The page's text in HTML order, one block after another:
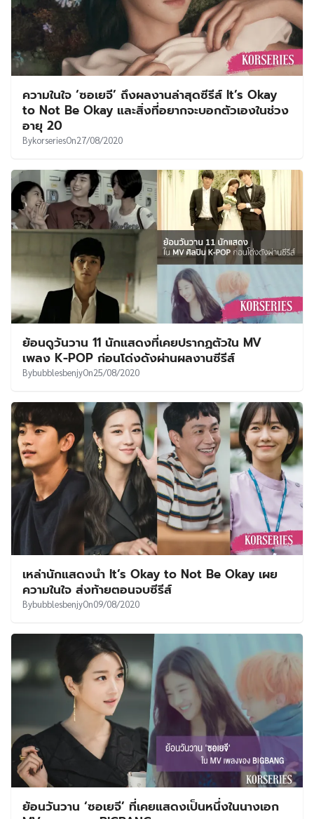
ความในใจ ‘ซอเยจี’ ถึงผลงานล่าสุดซีรีส์ It’s Okay
to Not Be Okay และสิ่งที่อยากจะบอกตัวเองในช่วง
อายุ 20
BykorseriesOn27/08/2020
ย้อนดูวันวาน 11 นักแสดงที่เคยปรากฏตัวใน MV
เพลง K-POP ก่อนโด่งดังผ่านผลงานซีรีส์
BybubblesbenjyOn25/08/2020
เหล่านักแสดงนำ It’s Okay to Not Be Okay เผย
ความในใจ ส่งท้ายตอนจบซีรีส์
BybubblesbenjyOn09/08/2020
ย้อนวันวาน ‘ซอเยจี’ ที่เคยแสดงเป็นหนึ่งในนางเอก